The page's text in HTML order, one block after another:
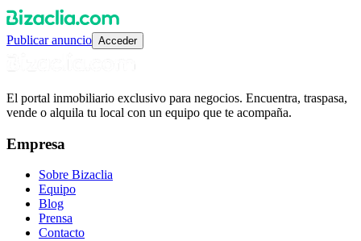
Publicar anuncio Acceder
El portal inmobiliario exclusivo para negocios. Encuentra, traspasa,
vende o alquila tu local con un equipo que te acompaña.
Empresa
Sobre Bizaclia
Equipo
Blog
Prensa
Contacto